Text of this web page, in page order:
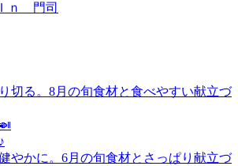
ｎ 門司
切る。8月の旬食材と食べやすい献立づ
やかに。6月の旬食材とさっぱり献立づ